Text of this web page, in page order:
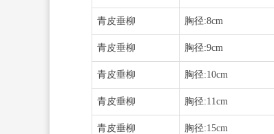
青皮垂柳 胸径:8cm
青皮垂柳 胸径:9cm
青皮垂柳 胸径:10cm
青皮垂柳 胸径:11cm
青皮垂柳 胸径:15cm